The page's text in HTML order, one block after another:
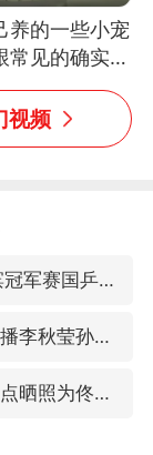
养的一些小宠
常见的确实有
视频
WTT横滨冠军赛国乒女单三将晋级四强
央视新主播李秋莹孙亚鹏亮相
陈思诚零点晒照为佟丽娅庆生